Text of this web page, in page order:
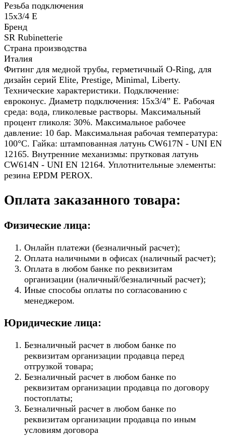
Резьба подключения
15х3/4 Е
Бренд
SR Rubinetterie
Страна производства
Италия
Фитинг для медной трубы, герметичный O-Ring, для
дизайн серий Elite, Prestige, Minimal, Liberty.
Технические характеристики. Подключение:
евроконус. Диаметр подключения: 15х3/4” E. Рабочая
среда: вода, гликолевые растворы. Максимальный
процент гликоля: 30%. Максимальное рабочее
давление: 10 бар. Максимальная рабочая температура:
100°C. Гайка: штампованная латунь CW617N - UNI EN
12165. Внутренние механизмы: прутковая латунь
CW614N - UNI EN 12164. Уплотнительные элементы:
резина EPDM PEROX.
Оплата заказанного товара:
Физические лица:
Онлайн платежи (безналичный расчет);
Оплата наличными в офисах (наличный расчет);
Оплата в любом банке по реквизитам
организации (наличный/безналичный расчет);
Иные способы оплаты по согласованию с
менеджером.
Юридические лица:
Безналичный расчет в любом банке по
реквизитам организации продавца перед
отгрузкой товара;
Безналичный расчет в любом банке по
реквизитам организации продавца по договору
постоплаты;
Безналичный расчет в любом банке по
реквизитам организации продавца по иным
условиям договора